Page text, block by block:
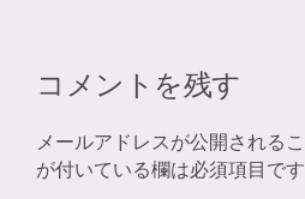
コメントを残す
メールアドレスが公開される
が付いている欄は必須項目です